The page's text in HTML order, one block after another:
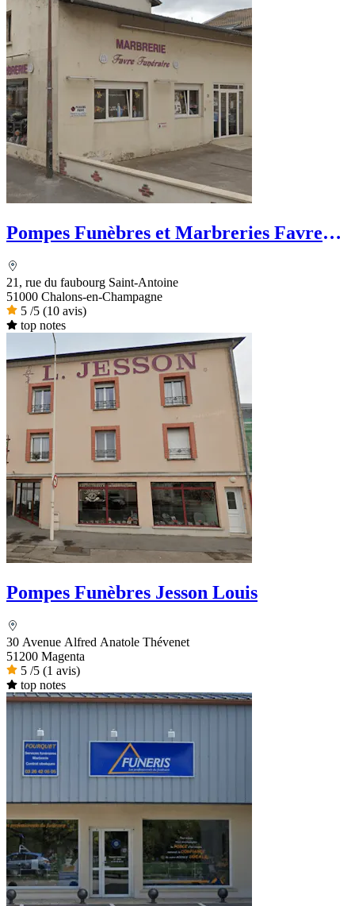
Pompes Funèbres et Marbreries Favre
21, rue du faubourg Saint-Antoine
51000 Chalons-en-Champagne
5 /5 (10 avis)
top notes
Pompes Funèbres Jesson Louis
30 Avenue Alfred Anatole Thévenet
51200 Magenta
5 /5 (1 avis)
top notes